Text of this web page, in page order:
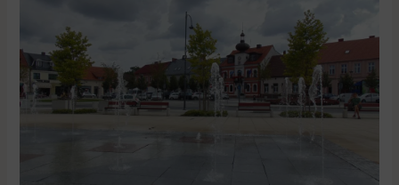
Goślina:
Możliwe
nowe
wybory?